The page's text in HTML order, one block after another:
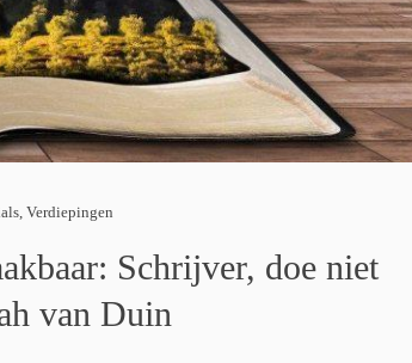
,Verdiepingen
Schrijver, doe niet
van Duin